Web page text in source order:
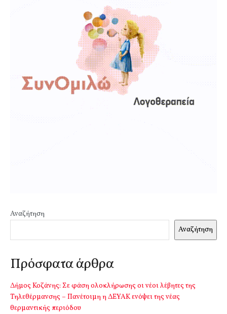
Αναζήτηση
Αναζήτηση
Πρόσφατα άρθρα
Δήμος Κοζάνης: Σε φάση ολοκλήρωσης οι νέοι λέβητες της
Τηλεθέρμανσης – Πανέτοιμη η ΔΕΥΑΚ ενόψει της νέας
θερμαντικής περιόδου